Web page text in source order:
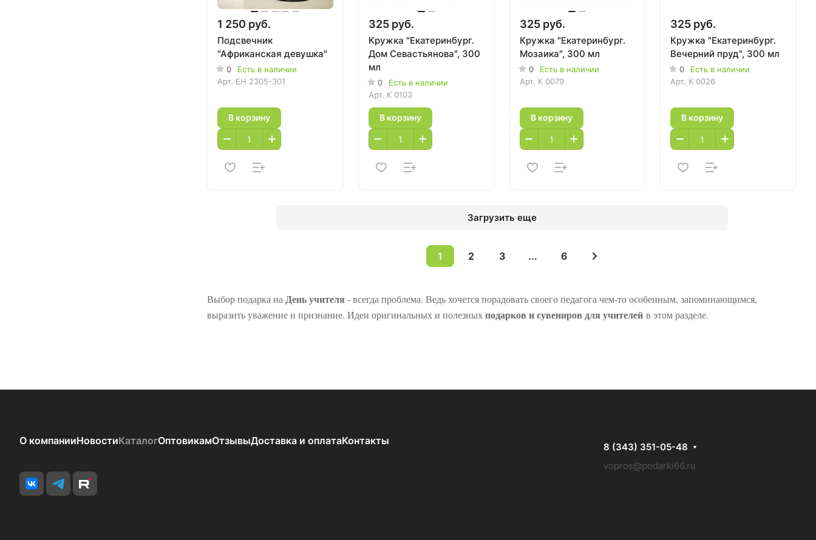
1 250 руб.
Подсвечник
"Африканская девушка"
0
Есть в наличии
Арт. EH 2305-301
В корзину
325 руб.
Кружка "Екатеринбург.
Дом Севастьянова", 300
мл
0
Есть в наличии
Арт. К 0103
В корзину
325 руб.
Кружка "Екатеринбург.
Мозаика", 300 мл
0
Есть в наличии
Арт. К 0079
В корзину
325 руб.
Кружка "Екатеринбург.
Вечерний пруд", 300 мл
0
Есть в наличии
Арт. К 0026
В корзину
Загрузить еще
1 2 3 ... 6
Выбор подарка на День учителя - всегда проблема. Ведь хочется порадовать своего педагога чем-то особенным, запоминающимся,
выразить уважение и признание. Идеи оригинальных и полезныхподарков и сувениров для учителей в этом разделе.
О компанииНовостиКаталогОптовикамОтзывыДоставка и оплатаКонтакты
8 (343) 351-05-48
vopros@podarki66.ru